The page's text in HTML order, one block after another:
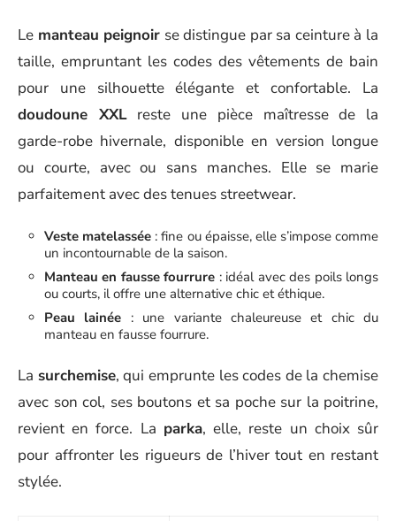
Le manteau peignoir se distingue par sa ceinture à la
taille, empruntant les codes des vêtements de bain
pour une silhouette élégante et confortable. La
doudoune XXLreste une pièce maîtresse de la
garde-robe hivernale, disponible en version longue
ou courte, avec ou sans manches. Elle se marie
parfaitement avec des tenues streetwear.
Veste matelassée : fine ou épaisse, elle s’impose comme
un incontournable de la saison.
Manteau en fausse fourrure : idéal avec des poils longs
ou courts, il offre une alternative chic et éthique.
Peau lainée : une variante chaleureuse et chic du
manteau en fausse fourrure.
La surchemise, qui emprunte les codes de la chemise
avec son col, ses boutons et sa poche sur la poitrine,
revient en force. La parka, elle, reste un choix sûr
pour affronter les rigueurs de l’hiver tout en restant
stylée.